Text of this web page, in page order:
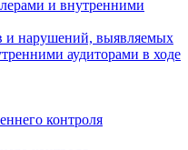
и нарушений, выявляемых
аудиторами в ходе